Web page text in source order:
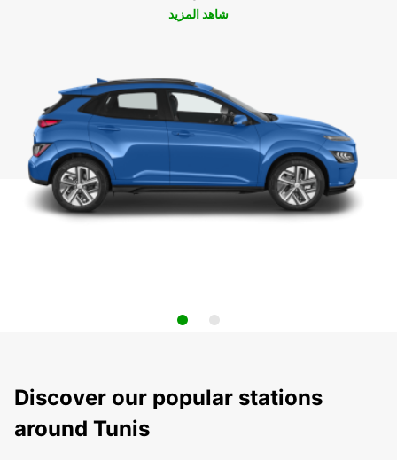
شاهد المزيد
Discover our popular stations
around Tunis